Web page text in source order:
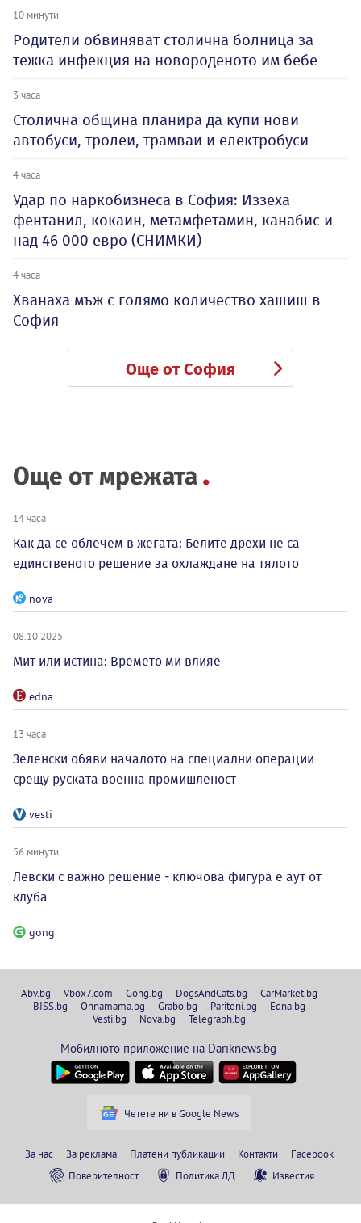
10 минути
Родители обвиняват столична болница за
тежка инфекция на новороденото им бебе
3 часа
Столична община планира да купи нови
автобуси, тролеи, трамваи и електробуси
4 часа
Удар по наркобизнеса в София: Иззеха
фентанил, кокаин, метамфетамин, канабис и
над 46 000 евро (СНИМКИ)
4 часа
Хванаха мъж с голямо количество хашиш в
София
Още от София
Още от мрежата
14 часа
Как да се облечем в жегата: Белите дрехи не са
единственото решение за охлаждане на тялото
nova
08.10.2025
Мит или истина: Времето ми влияе
edna
13 часа
Зеленски обяви началото на специални операции
срещу руската военна промишленост
vesti
56 минути
Левски с важно решение - ключова фигура е аут от
клуба
gong
Abv.bg Vbox7.com Gong.bg DogsAndCats.bg
CarMarket.bg
BISS.bg
Ohnamama.bg Grabo.bg Pariteni.bg
Edna.bg
Vesti.bg
Nova.bg Telegraph.bg
Мобилното приложение на Dariknews.bg
Четете ни в Google News
За нас За реклама Платени публикации Контакти
Facebook
Поверителност
Политика ЛД Известия